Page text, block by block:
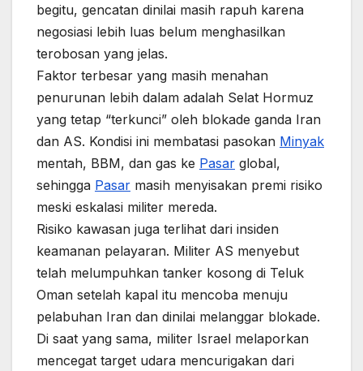
begitu, gencatan dinilai masih rapuh karena
negosiasi lebih luas belum menghasilkan
terobosan yang jelas.
Faktor terbesar yang masih menahan
penurunan lebih dalam adalah Selat Hormuz
yang tetap “terkunci” oleh blokade ganda Iran
dan AS. Kondisi ini membatasi pasokan Minyak
mentah, BBM, dan gas ke Pasar global,
sehingga Pasar masih menyisakan premi risiko
meski eskalasi militer mereda.
Risiko kawasan juga terlihat dari insiden
keamanan pelayaran. Militer AS menyebut
telah melumpuhkan tanker kosong di Teluk
Oman setelah kapal itu mencoba menuju
pelabuhan Iran dan dinilai melanggar blokade.
Di saat yang sama, militer Israel melaporkan
mencegat target udara mencurigakan dari